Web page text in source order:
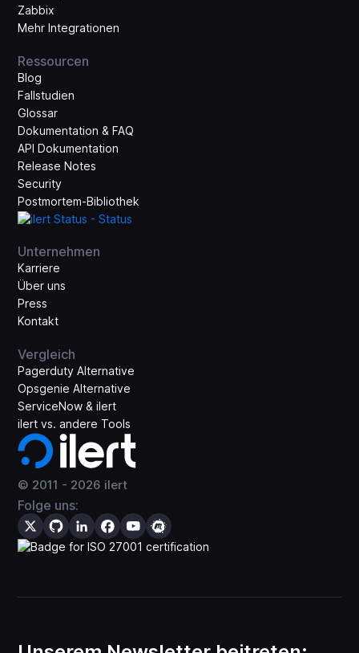
© 2011 - 2026 ilert
Folge uns:
Zabbix
Mehr Integrationen
Ressourcen
Blog
Fallstudien
Glossar
Dokumentation & FAQ
API Dokumentation
Release Notes
Security
Postmortem-Bibliothek
Unternehmen
Karriere
Über uns
Press
Kontakt
Vergleich
Pagerduty Alternative
Opsgenie Alternative
ServiceNow & ilert
ilert vs. andere Tools